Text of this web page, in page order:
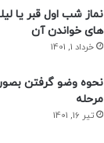
نماز شب اول قبر یا
های خواندن آن
خرداد 1, 1401
نحوه وضو گرفتن
مرحله
تیر 16, 1401